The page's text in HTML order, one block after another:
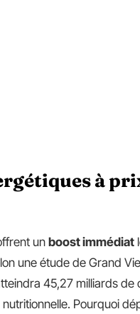
à
unboost immédiat
une étude de Grand
45,27 milliards de
nutritionnelle. Pourquoi